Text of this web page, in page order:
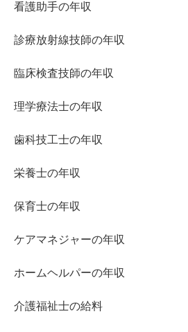
看護助手の年収
診療放射線技師の年収
臨床検査技師の年収
理学療法士の年収
歯科技工士の年収
栄養士の年収
保育士の年収
ケアマネジャーの年収
ホームヘルパーの年収
介護福祉士の給料